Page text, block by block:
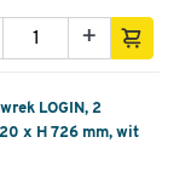
+
LOGIN, 2
x H 726 mm, wit